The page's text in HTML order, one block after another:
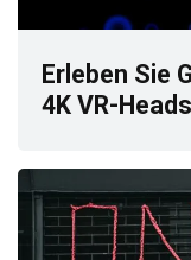
Erleben Sie
4K VR-